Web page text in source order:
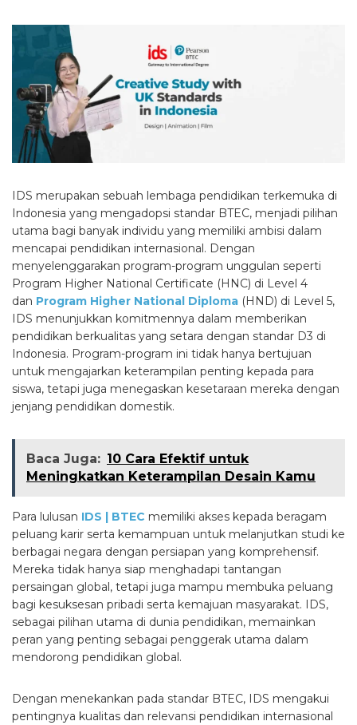
IDS merupakan sebuah lembaga pendidikan terkemuka di
Indonesia yang mengadopsi standar BTEC, menjadi pilihan
utama bagi banyak individu yang memiliki ambisi dalam
mencapai pendidikan internasional. Dengan
menyelenggarakan program-program unggulan seperti
Program Higher National Certificate (HNC) di Level 4
dan Program Higher National Diploma (HND) di Level 5,
IDS menunjukkan komitmennya dalam memberikan
pendidikan berkualitas yang setara dengan standar D3 di
Indonesia. Program-program ini tidak hanya bertujuan
untuk mengajarkan keterampilan penting kepada para
siswa, tetapi juga menegaskan kesetaraan mereka dengan
jenjang pendidikan domestik.
Baca Juga: 10 Cara Efektif untuk
Meningkatkan Keterampilan Desain Kamu
Para lulusan IDS | BTEC memiliki akses kepada beragam
peluang karir serta kemampuan untuk melanjutkan studi ke
berbagai negara dengan persiapan yang komprehensif.
Mereka tidak hanya siap menghadapi tantangan
persaingan global, tetapi juga mampu membuka peluang
bagi kesuksesan pribadi serta kemajuan masyarakat. IDS,
sebagai pilihan utama di dunia pendidikan, memainkan
peran yang penting sebagai penggerak utama dalam
mendorong pendidikan global.
Dengan menekankan pada standar BTEC, IDS mengakui
pentingnya kualitas dan relevansi pendidikan internasional